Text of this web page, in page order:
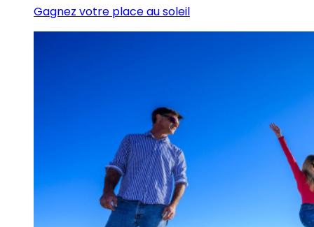
Gagnez votre place au soleil